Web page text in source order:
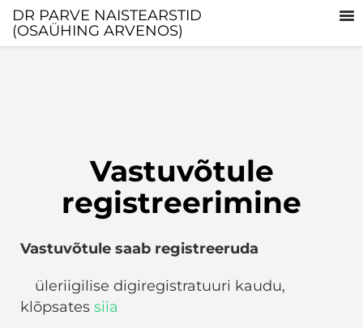
DR PARVE NAISTEARSTID
(OSAÜHING ARVENOS)
Vastuvõtule
registreerimine
Vastuvõtule saab registreeruda
üleriigilise digiregistratuuri kaudu,
klõpsates siia